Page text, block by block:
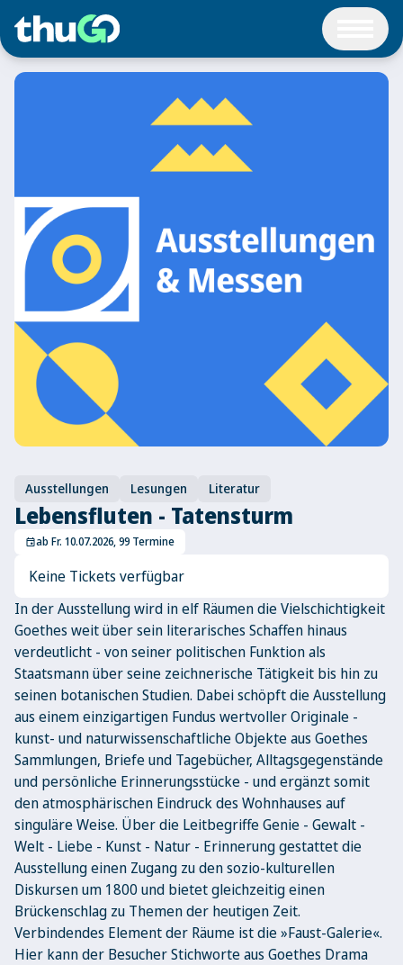
Ausstellungen Lesungen Literatur
Lebensfluten - Tatensturm
eventab Fr. 10.07.2026, 99 Termine
Keine Tickets verfügbar
In der Ausstellung wird in elf Räumen die Vielschichtigkeit
Goethes weit über sein literarisches Schaffen hinaus
verdeutlicht - von seiner politischen Funktion als
Staatsmann über seine zeichnerische Tätigkeit bis hin zu
seinen botanischen Studien. Dabei schöpft die Ausstellung
aus einem einzigartigen Fundus wertvoller Originale -
kunst- und naturwissenschaftliche Objekte aus Goethes
Sammlungen, Briefe und Tagebücher, Alltagsgegenstände
und persönliche Erinnerungsstücke - und ergänzt somit
den atmosphärischen Eindruck des Wohnhauses auf
singuläre Weise. Über die Leitbegriffe Genie - Gewalt -
Welt - Liebe - Kunst - Natur - Erinnerung gestattet die
Ausstellung einen Zugang zu den sozio-kulturellen
Diskursen um 1800 und bietet gleichzeitig einen
Brückenschlag zu Themen der heutigen Zeit.
Verbindendes Element der Räume ist die »Faust-Galerie«.
Hier kann der Besucher Stichworte aus Goethes Drama